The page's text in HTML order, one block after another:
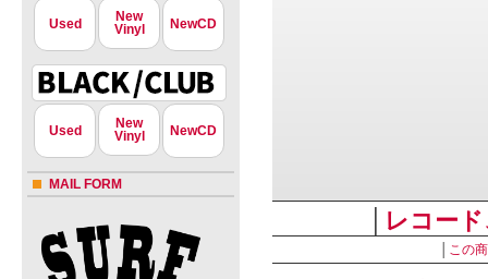
Used
New
Vinyl
NewCD
Used
New
Vinyl
NewCD
MAIL FORM
レコー
この